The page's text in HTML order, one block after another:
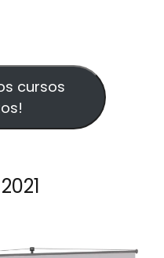
cursos